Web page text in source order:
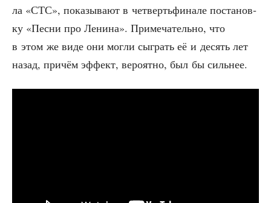
ла «СТС», пока­зы­ва­ют в чет­верть­фи­на­ле поста­нов­
ку «Пес­ни про Лени­на». При­ме­ча­тель­но, что
в этом же виде они мог­ли сыг­рать её и десять лет
назад, при­чём эффект, веро­ят­но, был бы сильнее.